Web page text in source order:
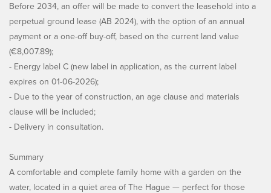
Before 2034, an offer will be made to convert the leasehold into a
perpetual ground lease (AB 2024), with the option of an annual
payment or a one-off buy-off, based on the current land value
(€8,007.89);
- Energy label C (new label in application, as the current label
expires on 01-06-2026);
- Due to the year of construction, an age clause and materials
clause will be included;
- Delivery in consultation.
Summary
A comfortable and complete family home with a garden on the
water, located in a quiet area of The Hague — perfect for those